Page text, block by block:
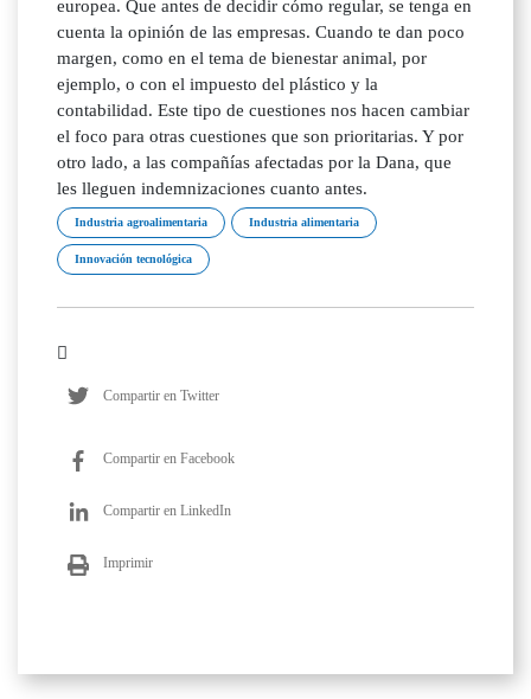
Industria agroalimentaria Industria alimentaria
Innovación tecnológica
Compartir en Twitter
Compartir en Facebook
Compartir en LinkedIn
Imprimir